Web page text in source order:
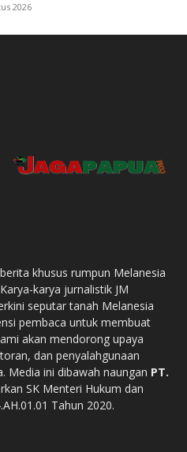
2026
khusus rumpun Melanesia
karya jurnalistik JM
seputar tanah Melanesia
pembaca untuk membuat
akan mendorong upaya
dan penyalahgunaan
Media ini dibawah naungan PT.
SK Menteri Hukum dan
Tahun 2020.